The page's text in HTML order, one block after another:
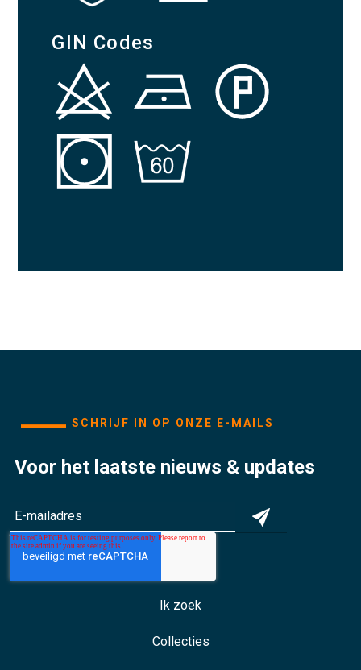
GIN Codes
SCHRIJF IN OP ONZE E-MAILS
Voor het laatste nieuws & updates
Ik zoek
Collecties